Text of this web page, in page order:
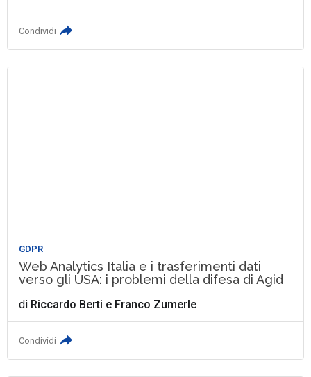
Condividi
GDPR
Web Analytics Italia e i trasferimenti dati
verso gli USA: i problemi della difesa di Agid
di Riccardo Berti e Franco Zumerle
Condividi